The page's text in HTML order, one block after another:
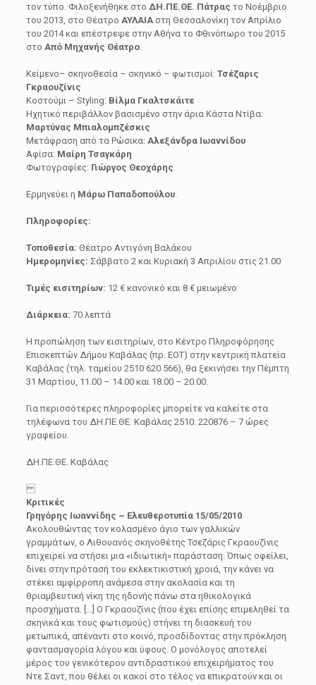
τον τύπο. Φιλοξενήθηκε στο ΔΗ.ΠΕ.ΘΕ. Πάτρας το Νοέμβριο
του 2013, στο Θέατρο ΑΥΛΑΙΑστη Θεσσαλονίκη τον Απρίλιο
του 2014 και επέστρεψε στην Αθήνα το Φθινόπωρο του 2015
στο Από Μηχανής Θέατρο.
Κείμενο– σκηνοθεσία – σκηνικό – φωτισμοί: Τσέζαρις
Γκραουζίνις
Κοστούμι – Styling: Βίλμα Γκαλτσκάιτε
Ηχητικό περιβάλλον βασισμένο στην άρια Κάστα Ντίβα:
Μαρτύνας Μπιαλομπζέσκις
Μετάφραση από τα Ρώσικα: Αλεξάνδρα Ιωαννίδου
Αφίσα: Μαίρη Τσαγκάρη
Φωτογραφίες: Γιώργος Θεοχάρης
Ερμηνεύει η Μάρω Παπαδοπούλου.
Πληροφορίες:
Τοποθεσία: Θέατρο Αντιγόνη Βαλάκου
Ημερομηνίες: Σάββατο 2 και Κυριακή 3 Απριλίου στις 21.00
Τιμές εισιτηρίων: 12 € κανονικό και 8 € μειωμένο
Διάρκεια: 70 λεπτά
Η προπώληση των εισιτηρίων, στο Κέντρο Πληροφόρησης
Επισκεπτών Δήμου Καβάλας (πρ. ΕΟΤ) στην κεντρική πλατεία
Καβάλας (τηλ. ταμείου 2510 620 566), θα ξεκινήσει την Πέμπτη
31 Μαρτίου, 11.00 – 14.00 και 18.00 – 20.00.
Για περισσότερες πληροφορίες μπορείτε να καλείτε στα
τηλέφωνα του ΔΗ.ΠΕ.ΘΕ. Καβάλας 2510. 220876 – 7 ώρες
γραφείου.
ΔΗ.ΠΕ.ΘΕ. Καβάλας
Κριτικές
Γρηγόρης Ιωαννίδης ~ Ελευθεροτυπία 15/05/2010
Ακολουθώντας τον κολασμένο άγιο των γαλλικών
γραμμάτων, ο Λιθουανός σκηνοθέτης Τσεζάρις Γκραουζίνις
επιχειρεί να στήσει μια «ιδιωτική» παράσταση. Όπως οφείλει,
δίνει στην πρότασή του εκλεκτικιστική χροιά, την κάνει να
στέκει αμφίρροπη ανάμεσα στην ακολασία και τη
θριαμβευτική νίκη της ηδονής πάνω στα ηθικολογικά
προσχήματα. […] Ο Γκραουζίνις (που έχει επίσης επιμεληθεί τα
σκηνικά και τους φωτισμούς) στήνει τη διασκευή του
μετωπικά, απέναντι στο κοινό, προσδίδοντας στην πρόκληση
φαντασμαγορία λόγου και ύφους. Ο μονόλογος αποτελεί
μέρος του γενικότερου αντιδραστικού επιχειρήματος του
Ντε Σαντ, που θέλει οι κακοί στο τέλος να επικρατούν και οι